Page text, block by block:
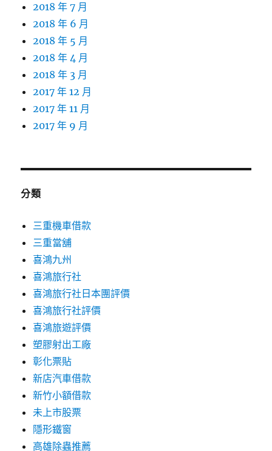
2018 年 7 月
2018 年 6 月
2018 年 5 月
2018 年 4 月
2018 年 3 月
2017 年 12 月
2017 年 11 月
2017 年 9 月
分類
三重機車借款
三重當舖
喜鴻九州
喜鴻旅行社
喜鴻旅行社日本團評價
喜鴻旅行社評價
喜鴻旅遊評價
塑膠射出工廠
彰化票貼
新店汽車借款
新竹小額借款
未上市股票
隱形鐵窗
高雄除蟲推薦